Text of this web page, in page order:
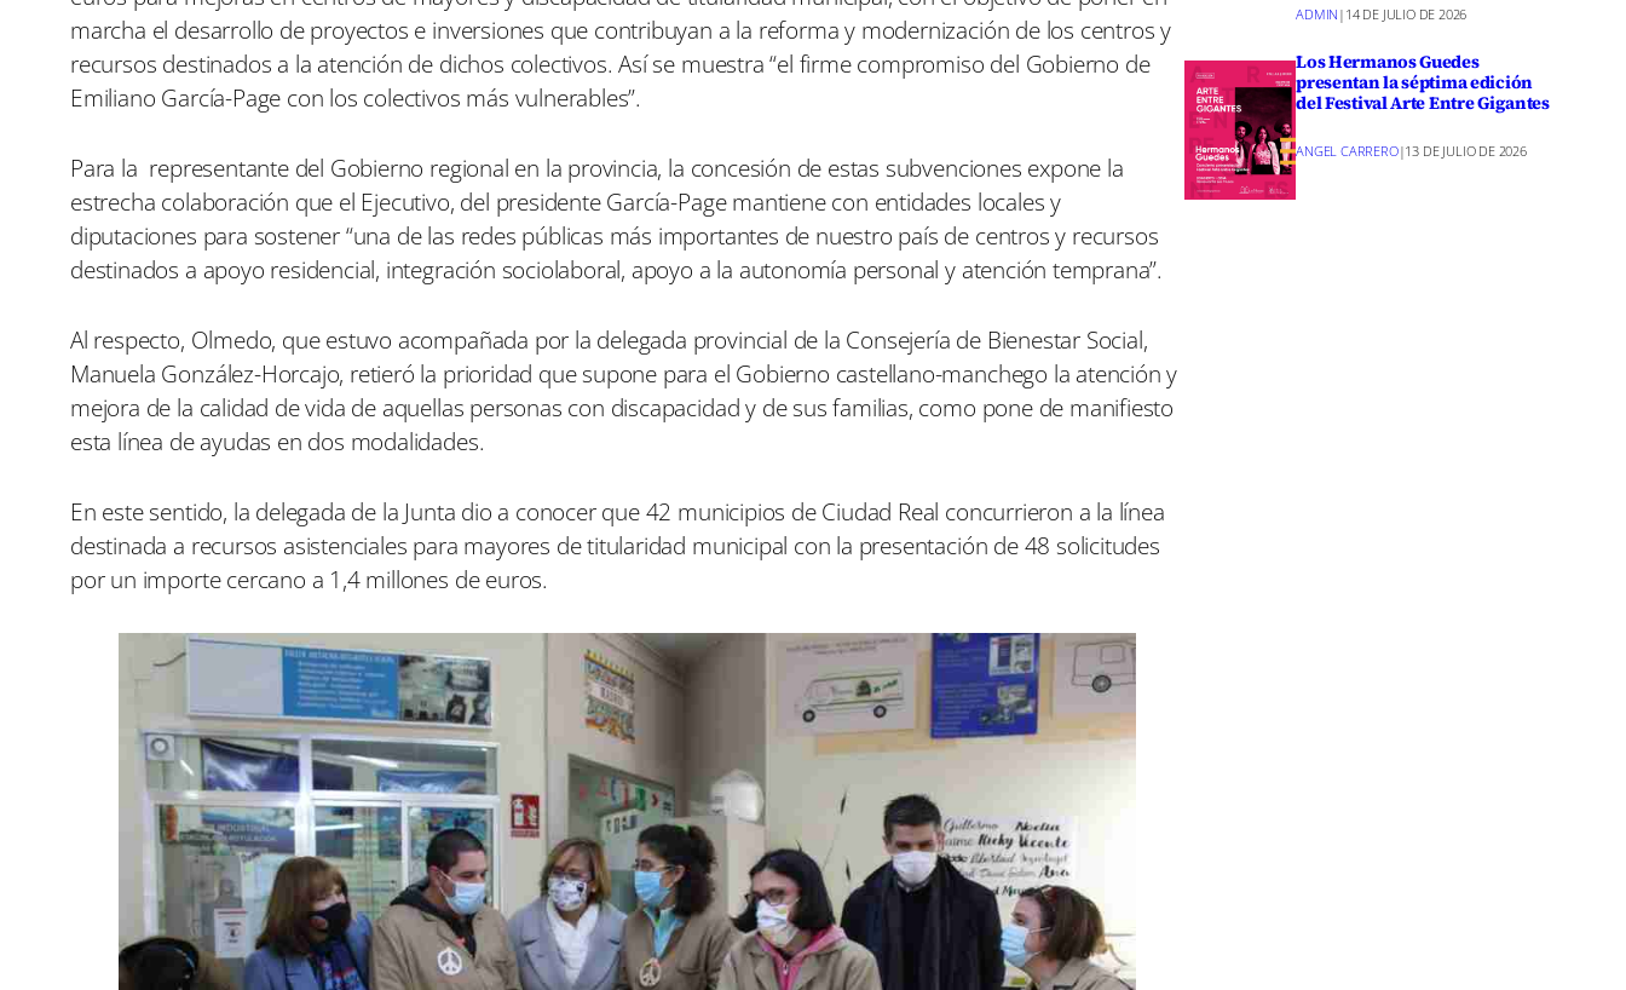
t
r
e
n
t
i
r
e
n
t
i
r
e
n
t
i
r
t
i
r
marcha el desarrollo de proyectos e inversiones que contribuyan a la reforma y modernización de los centros y
recursos destinados a la atención de dichos colectivos. Así se muestra “el firme compromiso del Gobierno de
Emiliano García-Page con los colectivos más vulnerables”.
Para la representante del Gobierno regional en la provincia, la concesión de estas subvenciones expone la
estrecha colaboración que el Ejecutivo, del presidente García-Page mantiene con entidades locales y
diputaciones para sostener “una de las redes públicas más importantes de nuestro país de centros y recursos
destinados a apoyo residencial, integración sociolaboral, apoyo a la autonomía personal y atención temprana”.
Al respecto, Olmedo, que estuvo acompañada por la delegada provincial de la Consejería de Bienestar Social,
Manuela González-Horcajo, retieró la prioridad que supone para el Gobierno castellano-manchego la atención y
mejora de la calidad de vida de aquellas personas con discapacidad y de sus familias, como pone de manifiesto
esta línea de ayudas en dos modalidades.
En este sentido, la delegada de la Junta dio a conocer que 42 municipios de Ciudad Real concurrieron a la línea
destinada a recursos asistenciales para mayores de titularidad municipal con la presentación de 48 solicitudes
por un importe cercano a 1,4 millones de euros.
ADMIN | 14 DE JULIO DE 2026
Los Hermanos Guedes
presentan la séptima edición
del Festival Arte Entre Gigantes
ANGEL CARRERO|13 DE JULIO DE 2026